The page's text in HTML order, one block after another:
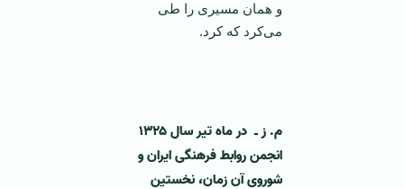
و‌‌ همان مسیری را طی
می‌کرد که کرد.
م. ز ـ در ماه تیر سال ۱۳۲۵
انجمن روابط فرهنگی ایران و
شوروی آن زمان، نخستین